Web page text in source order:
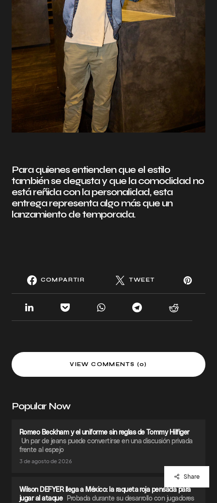
Para quienes entienden que el estilo
también se degusta y que la comodidad no
está reñida con la personalidad, esta
entrega representa algo más que un
lanzamiento de temporada.
COMPARTIR TWEET
VIEW COMMENTS (0)
Popular Now
Romeo Beckham y el uniforme sin reglas de Tommy Hilfiger
Un par de jeans puede convertirse en una discusión privada
frente al espejo
3 de agosto de 2026
Wilson DEFYER llega a México: la raqueta roja pensada para
jugar al ataque Probada durante su desarrollo con jugadores
Share